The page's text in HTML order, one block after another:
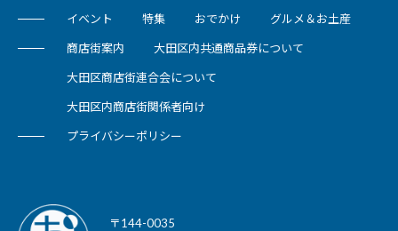
イベント 特集 おでかけ グルメ＆お土産
商店街案内 大田区内共通商品券について
大田区商店街連合会について
大田区内商店街関係者向け
プライバシーポリシー
〒144-0035